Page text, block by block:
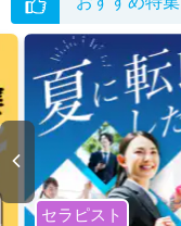
セラピスト